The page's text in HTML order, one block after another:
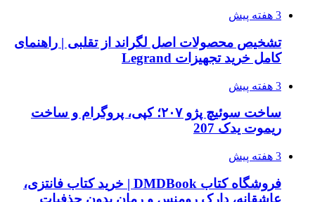
3 هفته پیش
تشخیص محصولات اصل لگراند از تقلبی | راهنمای
کامل خرید تجهیزات Legrand
3 هفته پیش
ساخت سوئیچ پژو ۲۰۷؛ کپی، پروگرام و ساخت
ریموت یدک 207
3 هفته پیش
فروشگاه کتاب DMDBook | خرید کتاب فانتزی،
عاشقانه، دارک رومنس و رمان بدون حذفیات